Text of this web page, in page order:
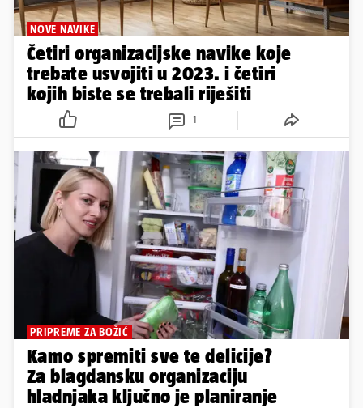
NOVE NAVIKE
Četiri organizacijske navike koje
trebate usvojiti u 2023. i četiri
kojih biste se trebali riješiti
1
PRIPREME ZA BOŽIĆ
Kamo spremiti sve te delicije?
Za blagdansku organizaciju
hladnjaka ključno je planiranje